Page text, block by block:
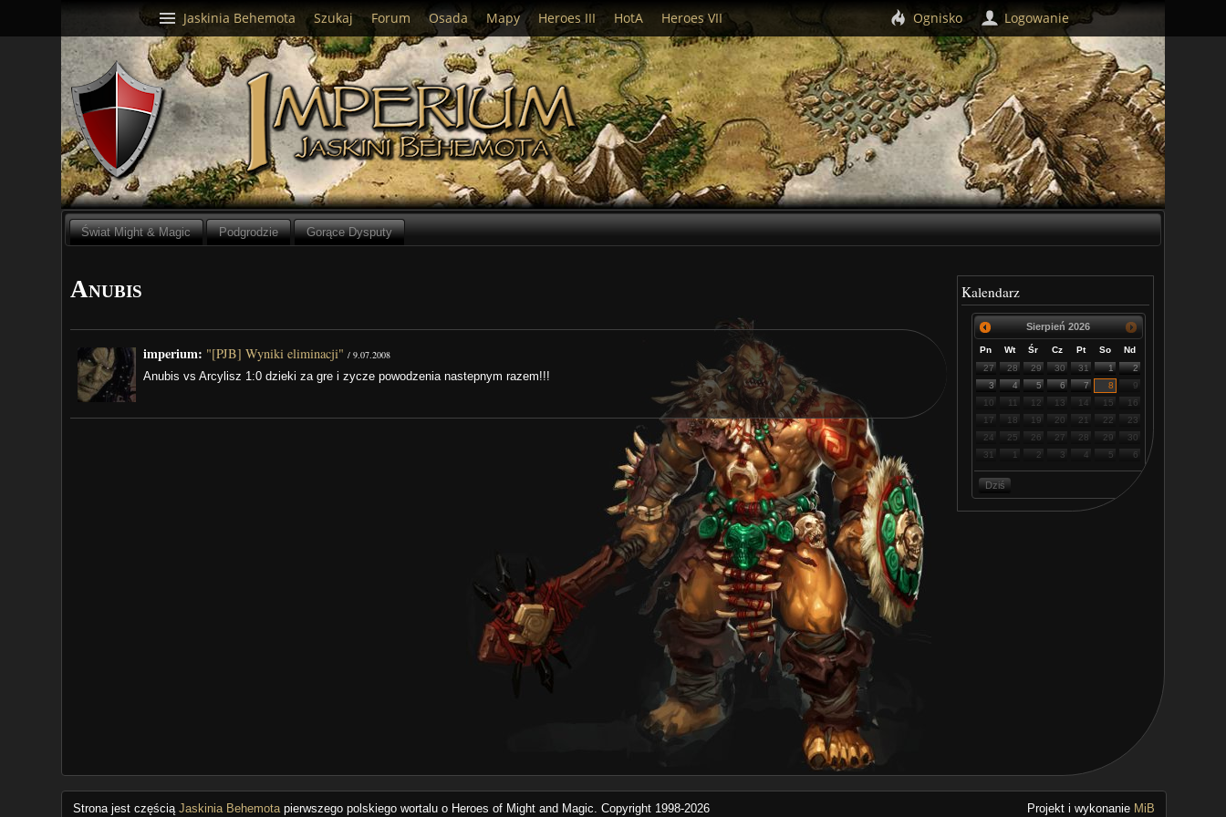
Świat Might & Magic Podgrodzie Gorące Dysputy
Anubis
imperium: "[PJB] Wyniki eliminacji"/9.07.2008
Anubis vs Arcylisz 1:0 dzieki za gre i zycze powodzenia nastepnym razem!!!
Kalendarz
Sierpień 2026
Pn Wt Śr Cz Pt So
Nd
27
28 29 30 31 1
2
3
4 5 6 7 8
9
10
11 12 13 14 15
16
17
18 19 20 21 22
23
24
25 26 27 28 29
30
31
1 2 3 4 5 6
Dziś
Strona jest częściąJaskinia Behemota pierwszego polskiego wortalu o Heroes of Might and Magic. Copyright 1998-2026 Projekt i wykonanie MiB
Jaskinia Behemota Szukaj Forum Osada Mapy Heroes III HotA Heroes VII Ognisko Logowanie